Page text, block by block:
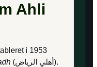
Ahli
i 1953
(أهلي الرياض).